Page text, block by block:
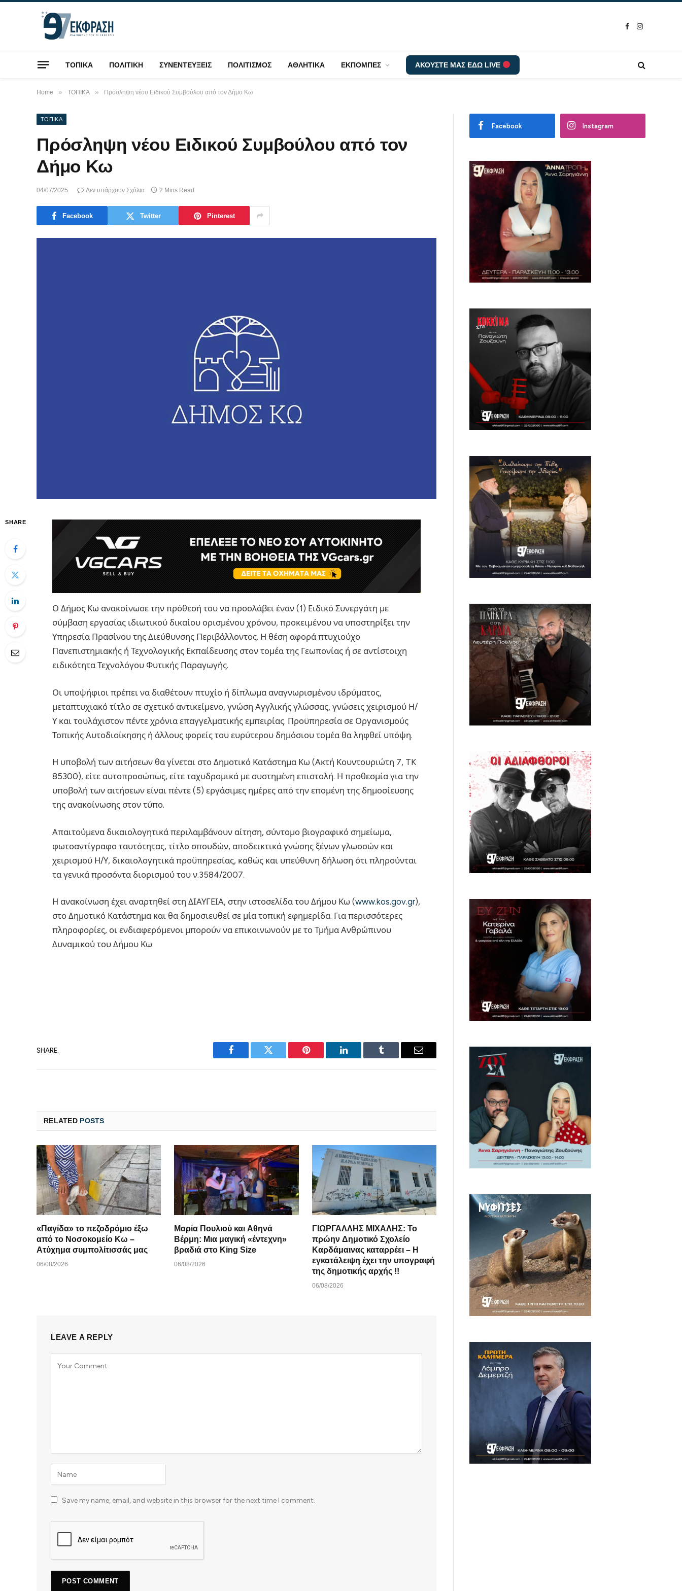
Facebook
Instagram
ΤΟΠΙΚΑ ΠΟΛΙΤΙΚΗ ΣΥΝΕΝΤΕΥΞΕΙΣ ΠΟΛΙΤΙΣΜΟΣ ΑΘΛΗΤΙΚΑ ΕΚΠΟΜΠΕΣ ΑΚΟΥΣΤΕ ΜΑΣ ΕΔΩ LIVE
Home » ΤΟΠΙΚΑ » Πρόσληψη νέου Ειδικού Συμβούλου από τον Δήμο Κω
ΤΟΠΙΚΑ
Πρόσληψη νέου Ειδικού Συμβούλου από τον
Δήμο Κω
04/07/2025 Δεν υπάρχουν Σχόλια 2 Mins Read
Facebook Twitter Pinterest
SHARE
Ο Δήμος Κω ανακοίνωσε την πρόθεσή του να προσλάβει έναν (1) Ειδικό Συνεργάτη με
σύμβαση εργασίας ιδιωτικού δικαίου ορισμένου χρόνου, προκειμένου να υποστηρίξει την
Υπηρεσία Πρασίνου της Διεύθυνσης Περιβάλλοντος. Η θέση αφορά πτυχιούχο
Πανεπιστημιακής ή Τεχνολογικής Εκπαίδευσης στον τομέα της Γεωπονίας ή σε αντίστοιχη
ειδικότητα Τεχνολόγου Φυτικής Παραγωγής.
Οι υποψήφιοι πρέπει να διαθέτουν πτυχίο ή δίπλωμα αναγνωρισμένου ιδρύματος,
μεταπτυχιακό τίτλο σε σχετικό αντικείμενο, γνώση Αγγλικής γλώσσας, γνώσεις χειρισμού Η/
Υ και τουλάχιστον πέντε χρόνια επαγγελματικής εμπειρίας. Προϋπηρεσία σε Οργανισμούς
Τοπικής Αυτοδιοίκησης ή άλλους φορείς του ευρύτερου δημόσιου τομέα θα ληφθεί υπόψη.
Η υποβολή των αιτήσεων θα γίνεται στο Δημοτικό Κατάστημα Κω (Ακτή Κουντουριώτη 7, TK
85300), είτε αυτοπροσώπως, είτε ταχυδρομικά με συστημένη επιστολή. Η προθεσμία για την
υποβολή των αιτήσεων είναι πέντε (5) εργάσιμες ημέρες από την επομένη της δημοσίευσης
της ανακοίνωσης στον τύπο.
Απαιτούμενα δικαιολογητικά περιλαμβάνουν αίτηση, σύντομο βιογραφικό σημείωμα,
φωτοαντίγραφο ταυτότητας, τίτλο σπουδών, αποδεικτικά γνώσης ξένων γλωσσών και
χειρισμού Η/Υ, δικαιολογητικά προϋπηρεσίας, καθώς και υπεύθυνη δήλωση ότι πληρούνται
τα γενικά προσόντα διορισμού του ν.3584/2007.
Η ανακοίνωση έχει αναρτηθεί στη ΔΙΑΥΓΕΙΑ, στην ιστοσελίδα του Δήμου Κω (www.kos.gov.gr),
στο Δημοτικό Κατάστημα και θα δημοσιευθεί σε μία τοπική εφημερίδα. Για περισσότερες
πληροφορίες, οι ενδιαφερόμενοι μπορούν να επικοινωνούν με το Τμήμα Ανθρώπινου
Δυναμικού του Δήμου Κω.
SHARE.
Facebook Twitter Pinterest LinkedIn Tumblr Email
RELATED POSTS
«Παγίδα» το πεζοδρόμιο έξω
από το Νοσοκομείο Κω –
Ατύχημα συμπολίτισσάς μας
06/08/2026
Μαρία Πουλιού και Αθηνά
Βέρμη: Μια μαγική «έντεχνη»
βραδιά στο King Size
06/08/2026
ΓΙΩΡΓΑΛΛΗΣ ΜΙΧΑΛΗΣ: Το
πρώην Δημοτικό Σχολείο
Καρδάμαινας καταρρέει – Η
εγκατάλειψη έχει την υπογραφή
της δημοτικής αρχής !!
06/08/2026
LEAVE A REPLY
Save my name, email, and website in this browser for the next time I comment.
Facebook Instagram